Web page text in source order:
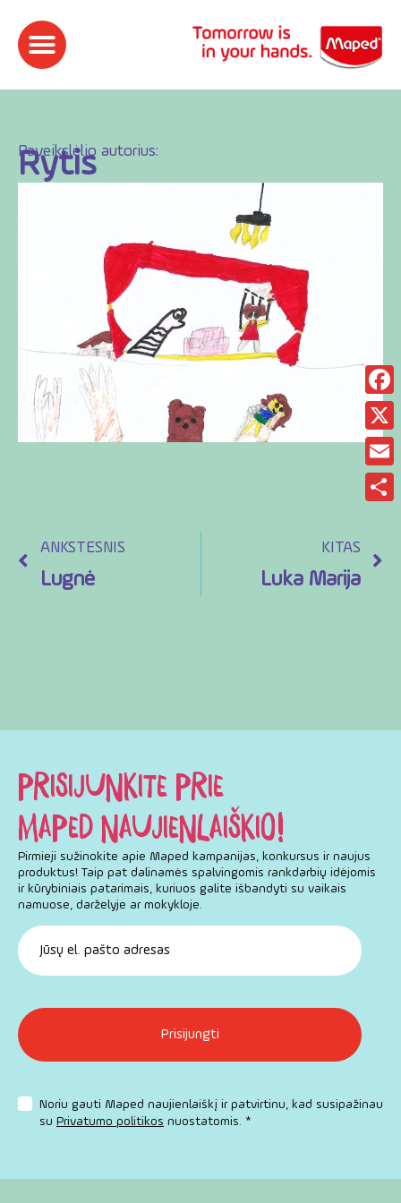
Paveikslėlio autorius:​
Rytis
ANKSTESNIS
Lugnė
KITAS
Luka Marija
PRISIJUNKITE PRIE
MAPED NAUJIENLAIŠKIO!
Pirmieji sužinokite apie Maped kampanijas, konkursus ir naujus
produktus! Taip pat dalinamės spalvingomis rankdarbių idėjomis
ir kūrybiniais patarimais, kuriuos galite išbandyti su vaikais
namuose, darželyje ar mokykloje.
Noriu gauti Maped naujienlaiškį ir patvirtinu, kad susipažinau
su Privatumo politikos nuostatomis. *
X